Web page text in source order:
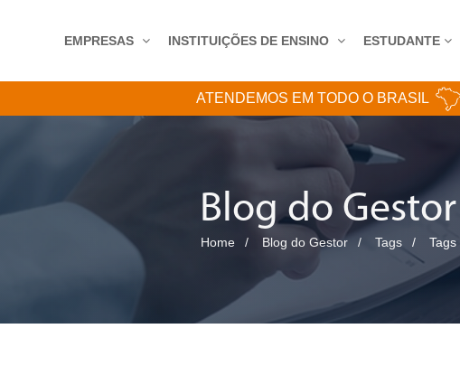
EMPRESAS INSTITUIÇÕES DE ENSINO ESTUDANTE
ATENDEMOS EM TODO O BRASIL
Blog do Gestor
Home Blog do Gestor Tags Tags